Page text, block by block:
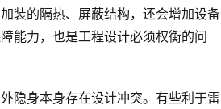
装的隔热、屏蔽结构，还会增加设备
能力，也是工程设计必须权衡的问
隐身本身存在设计冲突。有些利于雷